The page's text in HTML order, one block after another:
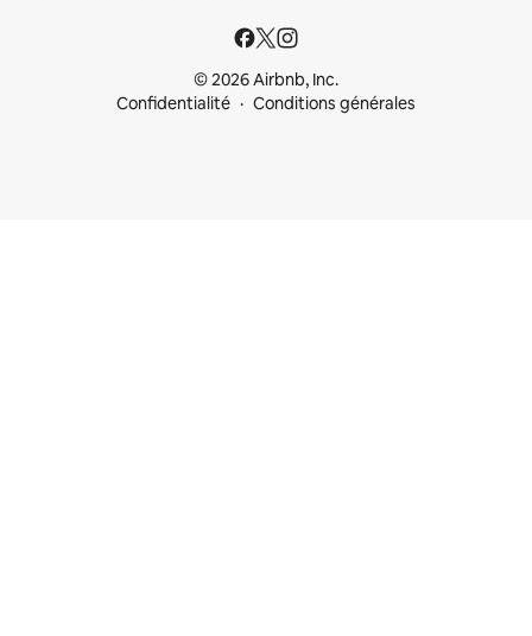
© 2026 Airbnb, Inc.
Confidentialité
Conditions générales